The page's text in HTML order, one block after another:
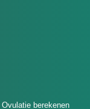
Ovulatie berekenen